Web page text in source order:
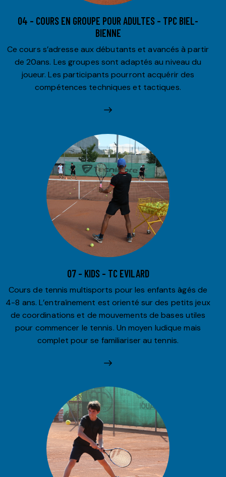
04 – COURS EN GROUPE POUR ADULTES – TPC BIEL-
BIENNE
Ce cours s’adresse aux débutants et avancés à partir
de 20ans. Les groupes sont adaptés au niveau du
joueur. Les participants pourront acquérir des
compétences techniques et tactiques.
07 – KIDS – TC EVILARD
Cours de tennis multisports pour les enfants âgés de
4-8 ans. L’entraînement est orienté sur des petits jeux
de coordinations et de mouvements de bases utiles
pour commencer le tennis. Un moyen ludique mais
complet pour se familiariser au tennis.